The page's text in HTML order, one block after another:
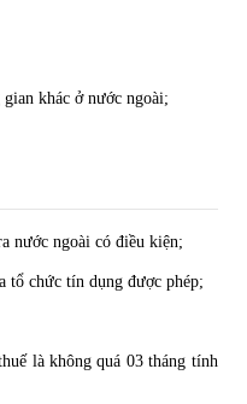
khác ở nước ngoài;
nước ngoài có điều kiện;
tổ chức tín dụng được phép;
là không quá 03 tháng tính